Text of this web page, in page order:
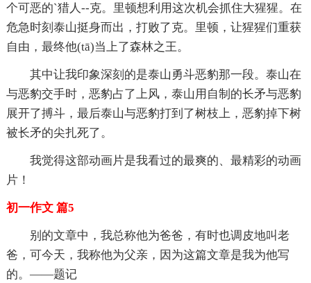
个可恶的`猎人--克。里顿想利用这次机会抓住大猩猩。在
危急时刻泰山挺身而出，打败了克。里顿，让猩猩们重获
自由，最终他(tā)当上了森林之王。
其中让我印象深刻的是泰山勇斗恶豹那一段。泰山在
与恶豹交手时，恶豹占了上风，泰山用自制的长矛与恶豹
展开了搏斗，最后泰山与恶豹打到了树枝上，恶豹掉下树
被长矛的尖扎死了。
我觉得这部动画片是我看过的最爽的、最精彩的动画
片！
初一作文 篇5
别的文章中，我总称他为爸爸，有时也调皮地叫老
爸，可今天，我称他为父亲，因为这篇文章是我为他写
的。——题记